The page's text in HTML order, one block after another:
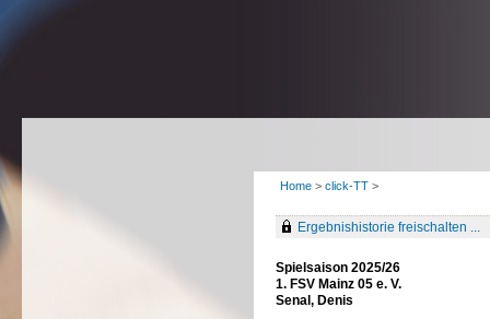
Home > click-TT >
Ergebnishistorie freischalten ...
Spielsaison 2025/26
1. FSV Mainz 05 e. V.
Senal, Denis